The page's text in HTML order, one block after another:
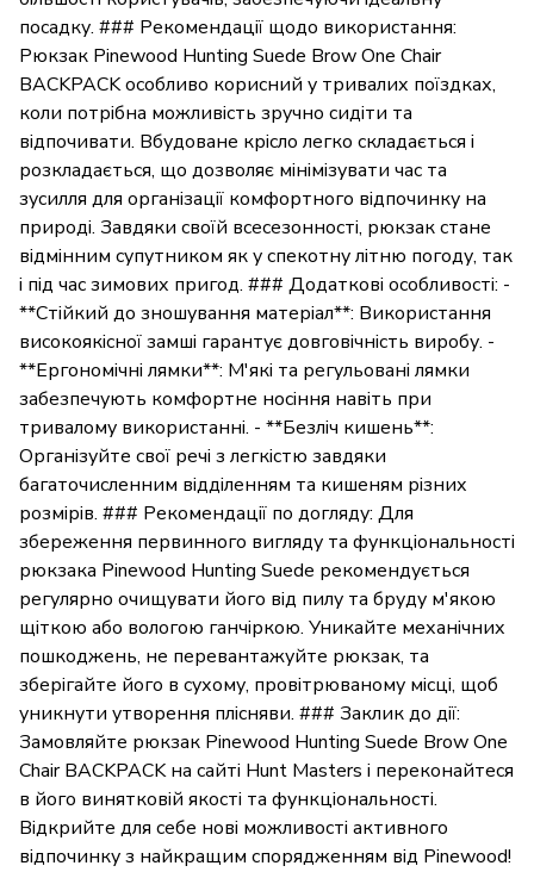
посадку. ### Рекомендації щодо використання:
Рюкзак Pinewood Hunting Suede Brow One Chair
BACKPACK особливо корисний у тривалих поїздках,
коли потрібна можливість зручно сидіти та
відпочивати. Вбудоване крісло легко складається і
розкладається, що дозволяє мінімізувати час та
зусилля для організації комфортного відпочинку на
природі. Завдяки своїй всесезонності, рюкзак стане
відмінним супутником як у спекотну літню погоду, так
і під час зимових пригод. ### Додаткові особливості: -
**Стійкий до зношування матеріал**: Використання
високоякісної замші гарантує довговічність виробу. -
**Ергономічні лямки**: М'які та регульовані лямки
забезпечують комфортне носіння навіть при
тривалому використанні. - **Безліч кишень**:
Організуйте свої речі з легкістю завдяки
багаточисленним відділенням та кишеням різних
розмірів. ### Рекомендації по догляду: Для
збереження первинного вигляду та функціональності
рюкзака Pinewood Hunting Suede рекомендується
регулярно очищувати його від пилу та бруду м'якою
щіткою або вологою ганчіркою. Уникайте механічних
пошкоджень, не перевантажуйте рюкзак, та
зберігайте його в сухому, провітрюваному місці, щоб
уникнути утворення плісняви. ### Заклик до дії:
Замовляйте рюкзак Pinewood Hunting Suede Brow One
Chair BACKPACK на сайті Hunt Masters і переконайтеся
в його винятковій якості та функціональності.
Відкрийте для себе нові можливості активного
відпочинку з найкращим спорядженням від Pinewood!